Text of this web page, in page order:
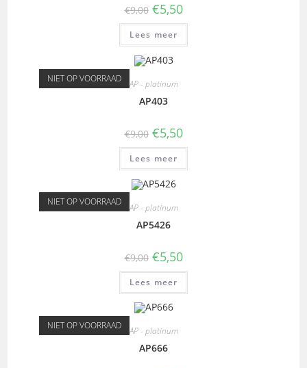
€9,00 €5,50
Lees meer
NIET OP VOORRAAD AP - platinum
AP403
€9,00 €5,50
Lees meer
NIET OP VOORRAAD AP - platinum
AP5426
€9,00 €5,50
Lees meer
NIET OP VOORRAAD AP - platinum
AP666